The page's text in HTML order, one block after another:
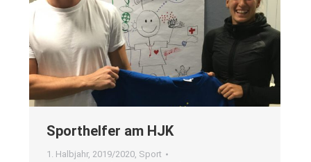
Sport­hel­fer am HJK
1. Halbjahr, 2019/2020 Sport